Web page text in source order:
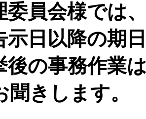
委員会様では
示日以降の期
後の事務作業
聞きします。